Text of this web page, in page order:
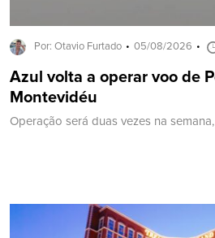
Por: Otavio Furtado 05/08/2026
Azul volta a operar voo de
Montevidéu
Operação será duas vezes na